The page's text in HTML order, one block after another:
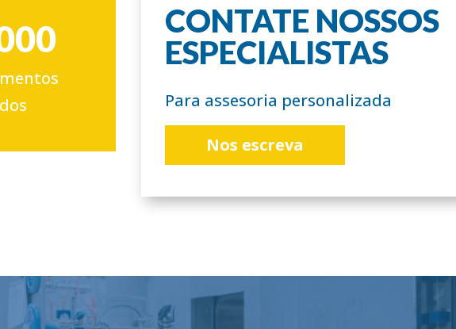
CONTATE NOSSOS
ESPECIALISTAS
Para assesoria personalizada
Nos escreva